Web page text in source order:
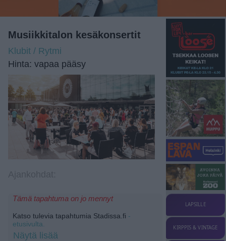
Musiikkitalon kesäkonsertit
Klubit / Rytmi
Hinta: vapaa pääsy
Tämä tapahtuma on jo mennyt
Katso tulevia tapahtumia Stadissa.fi -
etusivulta.
Näytä lisää
LAPSILLE
KIRPPIS & VINTAGE